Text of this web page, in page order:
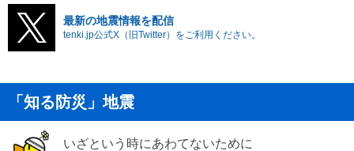
最新の地震情報を配信
tenki.jp公式X（旧Twitter）をご利用ください。
「知る防災」地震
いざという時にあわてないために